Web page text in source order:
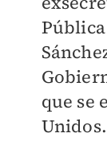
que se
Unidos.